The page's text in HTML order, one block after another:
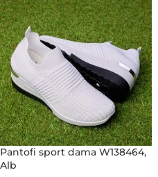
Pantofi sport dama W138464,
Alb